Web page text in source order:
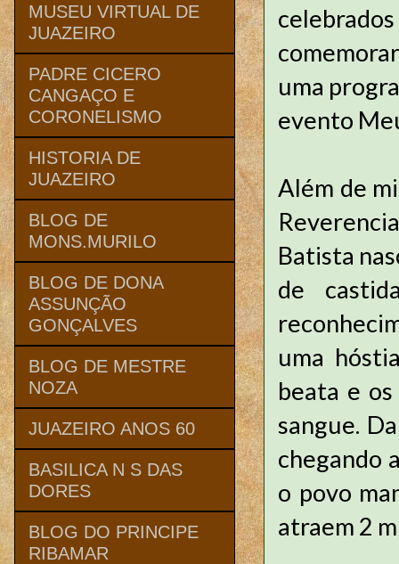
uma
evento
Além de
Batista
de
uma
beata e
sangue.
chegando
o povo
atraem 2
MUSEU VIRTUAL DE
JUAZEIRO
PADRE CICERO
CANGAÇO E
CORONELISMO
HISTORIA DE
JUAZEIRO
BLOG DE
MONS.MURILO
BLOG DE DONA
ASSUNÇÃO
GONÇALVES
BLOG DE MESTRE
NOZA
JUAZEIRO ANOS 60
BASILICA N S DAS
DORES
BLOG DO PRINCIPE
RIBAMAR